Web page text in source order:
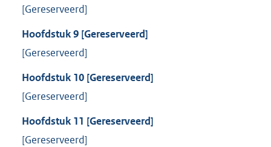
[Gereserveerd]
Hoofdstuk9 [Gereserveerd]
[Gereserveerd]
Hoofdstuk 10 [Gereserveerd]
[Gereserveerd]
Hoofdstuk 11 [Gereserveerd]
[Gereserveerd]